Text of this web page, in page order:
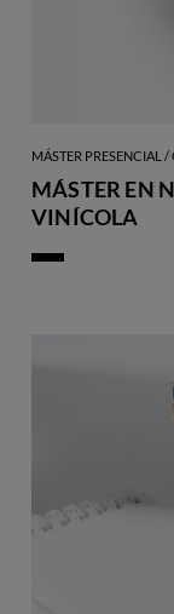
MÁSTER PRESENCIAL
MÁSTER EN
VINÍCOLA